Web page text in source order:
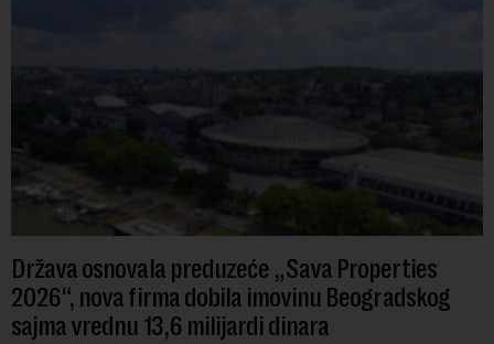
Država osnovala preduzeće „Sava Properties
2026“, nova firma dobila imovinu Beogradskog
sajma vrednu 13,6 milijardi dinara